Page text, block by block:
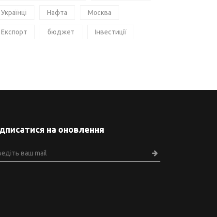
Українці Нафта Москва
Експорт бюджет Інвестиції
на оновлення